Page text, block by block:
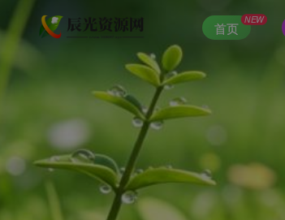
首页
NEW